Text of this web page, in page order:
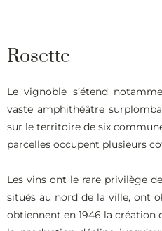
Rosette
Le vignoble s’étend
vaste amphithéâtre
sur le territoire de six
parcelles occupent plusieurs
Les vins ont le rare privilège
situés au nord de la ville, ont
obtiennent en 1946 la création